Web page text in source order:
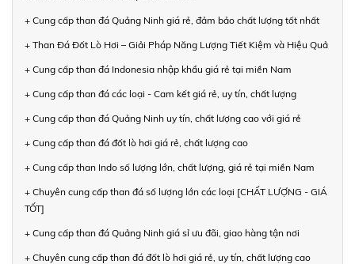
+ Cung cấp than đá Quảng Ninh giá rẻ, đảm bảo chất lượng tốt nhất
+ Than Đá Đốt Lò Hơi – Giải Pháp Năng Lượng Tiết Kiệm và Hiệu Quả
+ Cung cấp than đá Indonesia nhập khẩu giá rẻ tại miền Nam
+ Cung cấp than đá các loại - Cam kết giá rẻ, uy tín, chất lượng
+ Cung cấp than đá Quảng Ninh uy tín, chất lượng cao với giá rẻ
+ Cung cấp than đá đốt lò hơi giá rẻ, chất lượng cao
+ Cung cấp than Indo số lượng lớn, chất lượng, giá rẻ tại miền Nam
+ Chuyên cung cấp than đá số lượng lớn các loại [CHẤT LƯỢNG - GIÁ
TỐT]
+ Cung cấp than đá Quảng Ninh giá sỉ ưu đãi, giao hàng tận nơi
+ Chuyên cung cấp than đá đốt lò hơi giá rẻ, uy tín, chất lượng cao